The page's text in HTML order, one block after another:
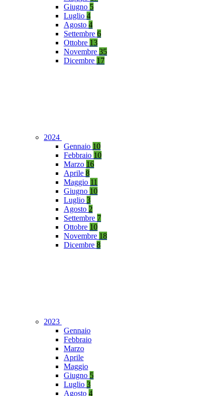
Giugno 5
Luglio 4
Agosto 4
Settembre 6
Ottobre 13
Novembre 35
Dicembre 17
2024
Gennaio 10
Febbraio 10
Marzo 16
Aprile 8
Maggio 11
Giugno 10
Luglio 3
Agosto 2
Settembre 7
Ottobre 10
Novembre 18
Dicembre 8
2023
Gennaio
Febbraio
Marzo
Aprile
Maggio
Giugno 5
Luglio 3
Agosto 4